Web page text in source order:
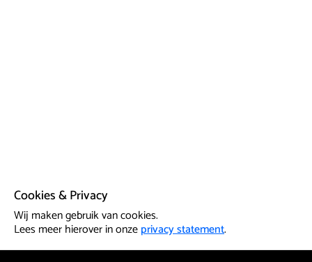
Cookies & Privacy
Wij maken gebruik van cookies.
Lees meer hierover in onzeprivacy statement.